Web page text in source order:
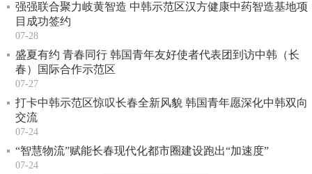
强强联合聚力岐黄智造 中韩示范区汉方健康中药智造基地项
目成功签约
07-28
盛夏有约 青春同行 韩国青年友好使者代表团到访中韩（长
春）国际合作示范区
07-27
打卡中韩示范区惊叹长春全新风貌 韩国青年愿深化中韩双向
交流
07-24
“智慧物流”赋能长春现代化都市圈建设跑出“加速度”
07-24